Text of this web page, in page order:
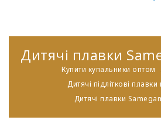
Дитячі плавки
Купити купальники оптом
Дитячі підліткові
Дитячі плавки